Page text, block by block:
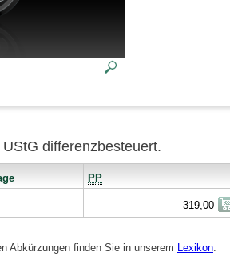
differenzbesteuert.
PP
319,00
Abkürzungen finden Sie in unserem Lexikon.